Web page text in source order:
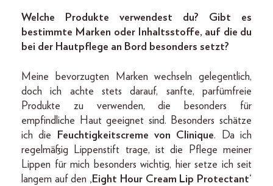
Welche Produkte verwendest du? Gibt es
bestimmte Marken oder Inhaltsstoffe, auf die du
bei der Hautpflege an Bord besonders setzt?
Meine bevorzugten Marken wechseln gelegentlich,
doch ich achte stets darauf, sanfte, parfümfreie
Produkte zu verwenden, die besonders für
empfindliche Haut geeignet sind. Besonders schätze
ich die
Feuchtigkeitscreme von Clinique. Da ich
regelmäßig Lippenstift trage, ist die Pflege meiner
Lippen für mich besonders wichtig, hier setze ich seit
langem auf den ‚Eight Hour Cream Lip Protectant‘